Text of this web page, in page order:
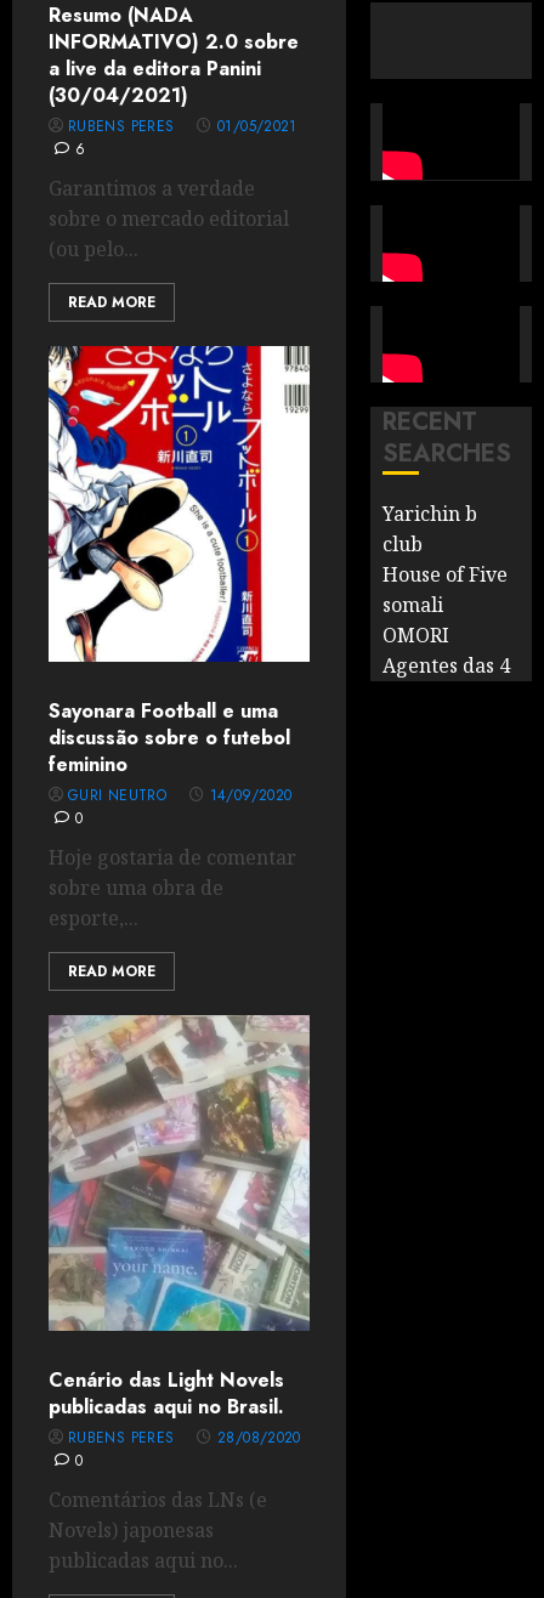
Resumo (NADA
INFORMATIVO) 2.0 sobre
a live da editora Panini
(30/04/2021)
RUBENS PERES
01/05/2021
6
Garantimos a verdade
sobre o mercado editorial
(ou pelo...
READ MORE
Sayonara Football e uma
discussão sobre o futebol
feminino
GURI NEUTRO
14/09/2020
0
Hoje gostaria de comentar
sobre uma obra de
esporte,...
READ MORE
Cenário das Light Novels
publicadas aqui no Brasil.
RUBENS PERES
28/08/2020
0
Comentários das LNs (e
Novels) japonesas
publicadas aqui no...
RECENT
SEARCHES
Yarichin b
club
House of Five
somali
OMORI
Agentes das 4